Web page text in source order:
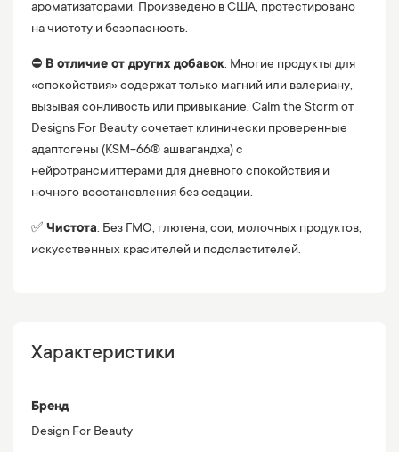
ароматизаторами. Произведено в США, протестировано
на чистоту и безопасность.
⛔️ В отличие от других добавок: Многие продукты для
«спокойствия» содержат только магний или валериану,
вызывая сонливость или привыкание. Calm the Storm от
Designs For Beauty сочетает клинически проверенные
адаптогены (KSM-66® ашвагандха) с
нейротрансмиттерами для дневного спокойствия и
ночного восстановления без седации.
✅ Чистота: Без ГМО, глютена, сои, молочных продуктов,
искусственных красителей и подсластителей.
Характеристики
Бренд
Design For Beauty